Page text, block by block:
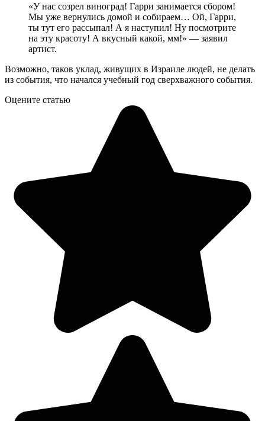
«У нас созрел виноград! Гарри занимается сбором!
Мы уже вернулись домой и собираем… Ой, Гарри,
ты тут его рассыпал! А я наступил! Ну посмотрите
на эту красоту! А вкусный какой, мм!» — заявил
артист.
Возможно, таков уклад, живущих в Израиле людей, не делать
из события, что начался учебный год сверхважного события.
Оцените статью